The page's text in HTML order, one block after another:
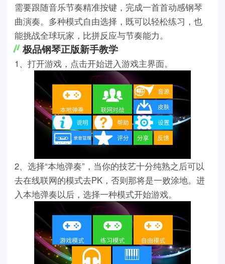
需要跟随音乐节奏精准按键，完成一首首动感钢琴
曲演奏。多种模式自由选择，既可以轻松练习，也
能挑战全球玩家，比拼反应与节奏能力。
极品钢琴正版新手教学
1、打开游戏，点击开始进入游戏主界面。
2、选择“本地弹奏”，当你的技艺十分纯熟之后可以
去在线联网的模式去PK，否则那将是一败涂地。进
入本地弹奏以后，选择一种模式开始游戏。